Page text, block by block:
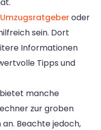
Umzugsratgeberoder
sein. Dort
Informationen
Tipps und
manche
zur groben
Beachte jedoch,